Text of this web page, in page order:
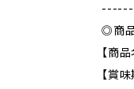
◎商
【商
【賞